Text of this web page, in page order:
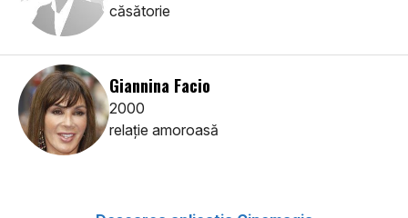
căsătorie
Giannina Facio
2000
relaţie amoroasă